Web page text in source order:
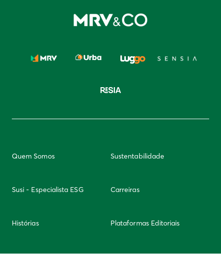
Quem Somos Sustentabilidade
Susi - Especialista ESG Carreiras
Histórias Plataformas Editoriais
Newsletter Integridade